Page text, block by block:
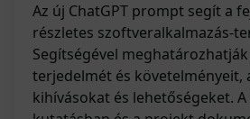
Az új ChatGPT prompt segít a
részletes szoftveralkalmazás-
Segítségével
terjedelmét és követelményeit,
kihívásokat és lehetőségeket. A